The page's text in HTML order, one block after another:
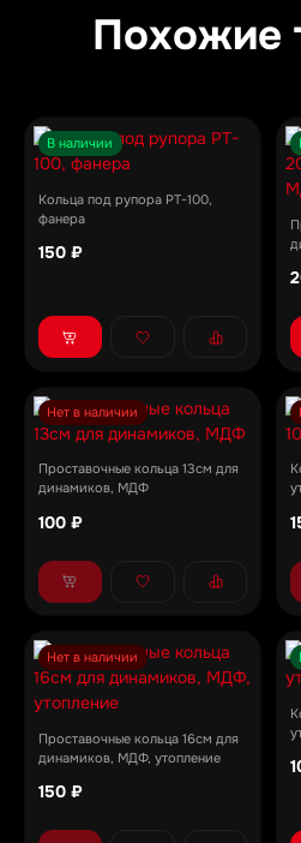
Похожие
В наличии
Кольца под рупора PT-100,
фанера
150 ₽
Нет в наличии
Проставочные кольца 13см для
динамиков, МДФ
100 ₽
Нет в наличии
Проставочные кольца 16см для
динамиков, МДФ, утопление
150 ₽